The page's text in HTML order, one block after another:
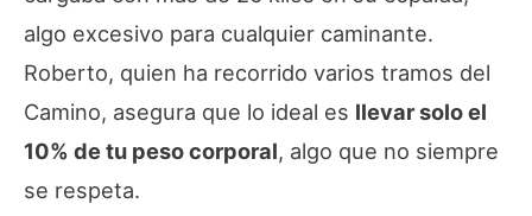
algo excesivo para cualquier caminante.
Roberto, quien ha recorrido varios tramos del
Camino, asegura que lo ideal es llevar solo el
10% de tu peso corporal, algo que no siempre
se respeta.